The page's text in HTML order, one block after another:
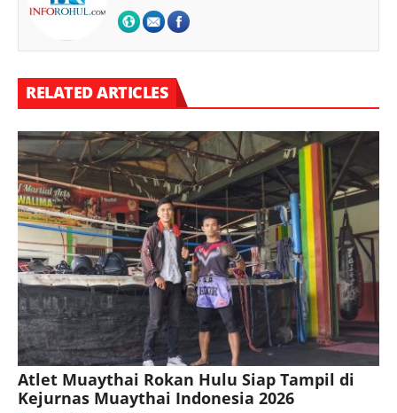
RELATED ARTICLES
Atlet Muaythai Rokan Hulu Siap Tampil di
Kejurnas Muaythai Indonesia 2026